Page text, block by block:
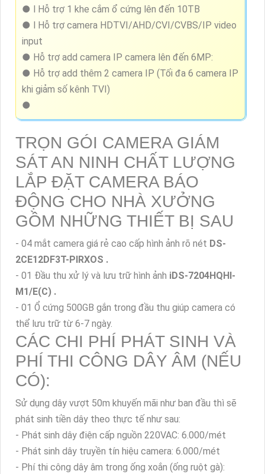
● l Hỗ trợ 1 khe cắm ổ cứng lên đến 10TB
● l Hỗ trợ camera HDTVI/AHD/CVI/CVBS/IP video
input
● Hỗ trợ add camera IP camera lên đến 6MP:
● Hỗ trợ add thêm 2 camera IP (Tối đa 6 camera IP
khi giảm số kênh TVI)
●
TRỌN GÓI CAMERA GIÁM
SÁT AN NINH CHẤT LƯỢNG
LẮP ĐẶT CAMERA BÁO
ĐỘNG CHO NHÀ XƯỞNG
GỒM NHỮNG THIẾT BỊ SAU
- 04 mắt camera giá rẻ cao cấp hình ảnh rõ nét DS-
2CE12DF3T-PIRXOS .
- 01 Đầu thu xử lý và lưu trữ hình ảnh iDS-7204HQHI-
M1/E(C) .
- 01 Ổ cứng 500GB gắn trong đầu thu giúp camera có
thể lưu trữ từ 6-7 ngày.
CÁC CHI PHÍ PHÁT SINH VÀ
PHÍ THI CÔNG DÂY ÂM (NẾU
CÓ):
Sử dụng dây vượt 50m khuyến mãi như ban đầu thì sẽ
phát sinh tiền dây theo thực tế như sau:
- Phát sinh dây điện cấp nguồn 220VAC: 6.000/mét
- Phát sinh dây truyền tín hiệu camera: 6.000/mét
- Phí thi công dây âm trong ống xoắn (ống ruột gà):